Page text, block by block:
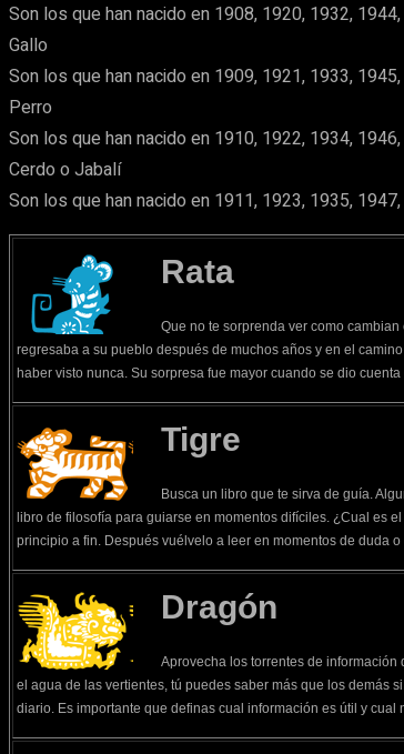
Son los que han nacido en 1908, 1920, 1932,
Gallo
Son los que han nacido en 1909, 1921, 1933,
Perro
Son los que han nacido en 1910, 1922, 1934,
Cerdo o Jabalí
Son los que han nacido en 1911, 1923, 1935,
Rata
Que no te sorprenda ver como
regresaba a su pueblo después de muchos años y en el
haber visto nunca. Su sorpresa fue mayor cuando se dio
Tigre
Busca un libro que te sirva de guía.
libro de filosofía para guiarse en momentos difíciles. ¿Cual es
principio a fin. Después vuélvelo a leer en momentos de duda
Dragón
Aprovecha los torrentes de información
el agua de las vertientes, tú puedes saber más que los demás
diario. Es importante que definas cual información es útil y